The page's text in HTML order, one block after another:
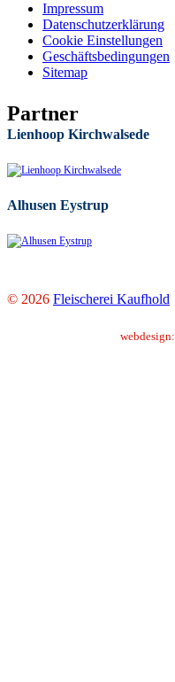
Impressum
Datenschutzerklärung
Cookie Einstellungen
Geschäftsbedingungen
Sitemap
Partner
Lienhoop Kirchwalsede
Alhusen Eystrup
© 2026 Fleischerei Kaufhold
webdesign: